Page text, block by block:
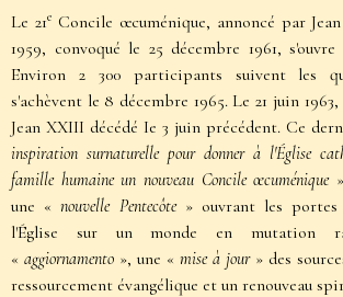
Le 21eConcile œcuménique, annoncé par
1959, convoqué le 25 décembre 1961,
Environ 2 300 participants suivent les
s'achèvent le 8 décembre 1965. Le 21 juin
Jean XXIII décédé Ie 3 juin précédent. Ce
inspiration surnaturelle pour donner à l'Église
famille humaine un nouveau Concile œcuménique
une «nouvelle Pentecôte » ouvrant les
l'Église sur un monde en mutation
« aggiornamento », une « mise à jour » des
ressourcement évangélique et un renouveau